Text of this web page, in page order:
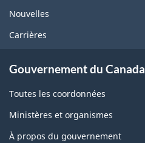
Nouvelles
Carrières
Gouvernement du Canada
Toutes les coordonnées
Ministères et organismes
À propos du gouvernement